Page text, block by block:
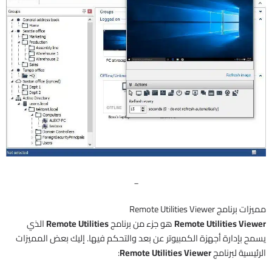
_
مميزات برنامج Remote Utilities Viewer
Remote Utilities Viewerهو جزء من برنامجRemote Utilitiesالذي
يسمح بإدارة أجهزة الكمبيوتر عن بعد والتحكم فيها. إليك بعض المميزات
الرئيسية لبرنامجRemote Utilities Viewer
: